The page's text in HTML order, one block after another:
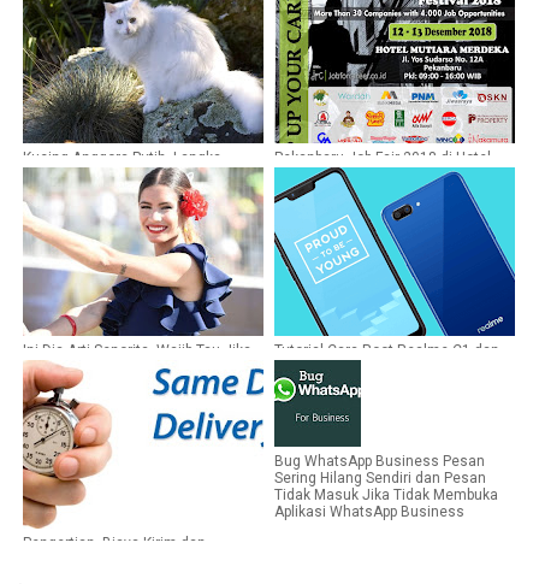
Kucing Anggora Putih, Langka,
Dilindungi, Namun Banyak Dicari
Pekanbaru Job Fair 2018 di Hotel
Mutiara Merdeka Desember 2018
Ini Dia Arti Senorita, Wajib Tau Jika
Sering Mengucapkannya
Tutorial Cara Root Realme C1 dan
Cara Install TWRP Recovery
Pengertian, Biaya Kirim dan
Bug WhatsApp Business Pesan
Sering Hilang Sendiri dan Pesan
Tidak Masuk Jika Tidak Membuka
Aplikasi WhatsApp Business